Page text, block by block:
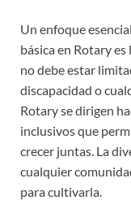
Un enfoque
básica en Rotary es
no debe estar
discapacidad o
Rotary se dirigen
inclusivos que
crecer juntas. La
cualquier
para cultivarla.